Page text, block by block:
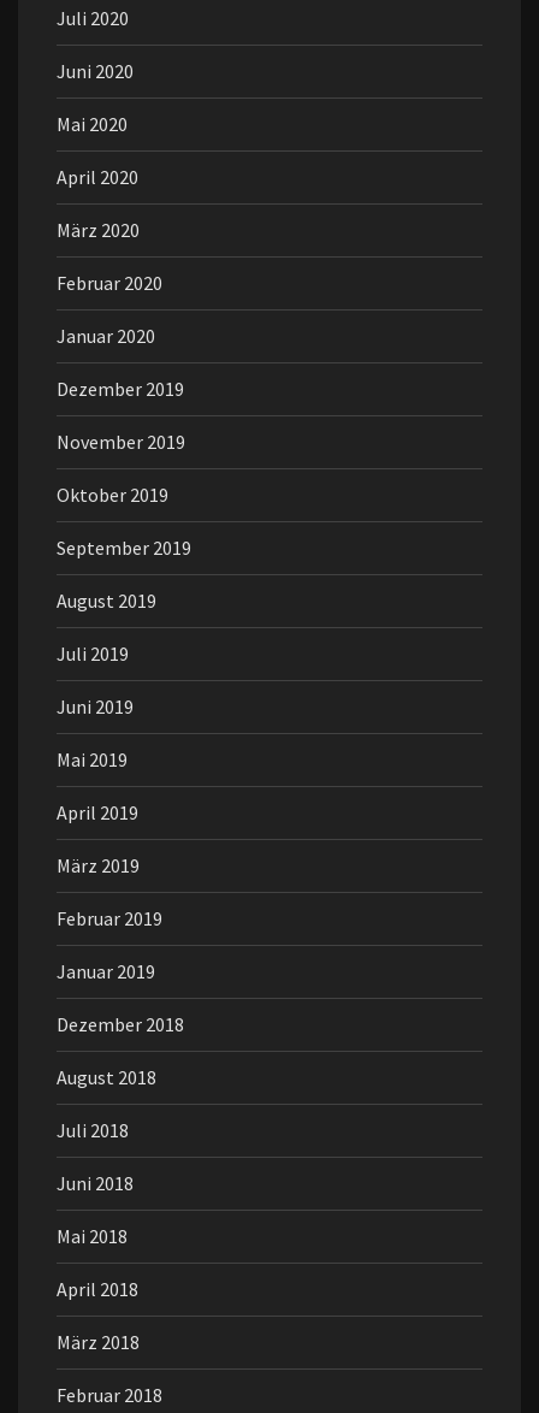
Juli 2020
Juni 2020
Mai 2020
April 2020
März 2020
Februar 2020
Januar 2020
Dezember 2019
November 2019
Oktober 2019
September 2019
August 2019
Juli 2019
Juni 2019
Mai 2019
April 2019
März 2019
Februar 2019
Januar 2019
Dezember 2018
August 2018
Juli 2018
Juni 2018
Mai 2018
April 2018
März 2018
Februar 2018